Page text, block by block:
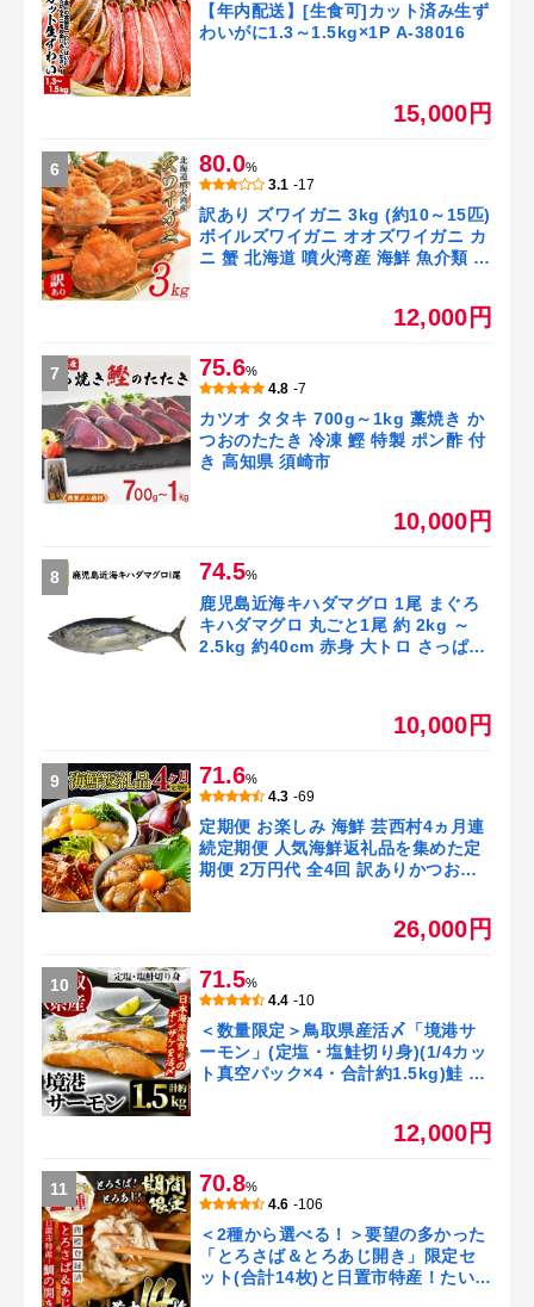
【年内配送】[生食可]カット済み生ず
わいがに1.3～1.5kg×1P A-38016
15,000円
6 80.0%
3.1 -17
訳あり ズワイガニ 3kg (約10～15匹)
ボイルズワイガニ オオズワイガニ カ
ニ 蟹 北海道 噴火湾産 海鮮 魚介類 海
12,000円
7 75.6%
4.8 -7
カツオ タタキ 700g～1kg 藁焼き か
つおのたたき 冷凍 鰹 特製 ポン酢 付
き 高知県 須崎市
10,000円
8 74.5%
鹿児島近海キハダマグロ 1尾 まぐろ
キハダマグロ 丸ごと1尾 約 2kg ～
2.5kg 約40cm 赤身 大トロ さっぱり
寄せ お取り寄せグルメ 鹿児島県 南九
10,000円
9 71.6%
4.3 -69
定期便 お楽しみ 海鮮 芸西村4ヵ月連
続定期便 人気海鮮返礼品を集めた定
期便 2万円代 全4回 訳ありかつおた
おたたき 訳あり 訳 【高知県・高知市
26,000円
10 71.5%
4.4 -10
＜数量限定＞鳥取県産活〆「境港サ
ーモン」(定塩・塩鮭切り身)(1/4カッ
ト真空パック×4・合計約1.5kg)鮭 国
12,000円
11 70.8%
4.6 -106
＜2種から選べる！＞要望の多かった
「とろさば＆とろあじ開き」限定セ
ット(合計14枚)と日置市特産！たいの